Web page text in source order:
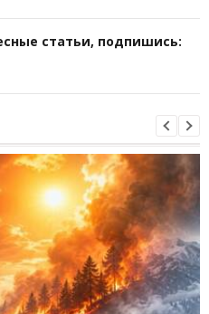
статьи, подпишись: